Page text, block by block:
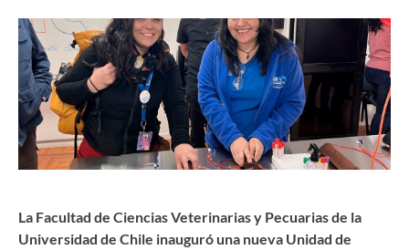
La Facultad de Ciencias Veterinarias y Pecuarias de la
Universidad de Chile inauguró una nueva Unidad de